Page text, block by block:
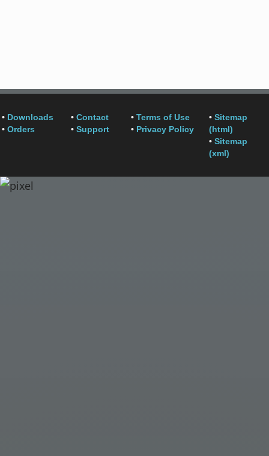
• Downloads
• Orders
• Contact
• Support
• Terms of Use
• Privacy Policy
• Sitemap
(html)
• Sitemap
(xml)